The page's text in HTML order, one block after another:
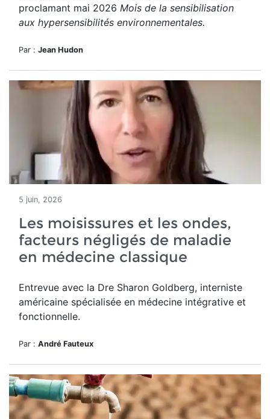
proclamant mai 2026 Mois de la sensibilisation
aux hypersensibilités environnementales.
Par : Jean Hudon
5 juin, 2026
Les moisissures et les ondes,
facteurs négligés de maladie
en médecine classique
Entrevue avec la Dre Sharon Goldberg, interniste
américaine spécialisée en médecine intégrative et
fonctionnelle.
Par : André Fauteux